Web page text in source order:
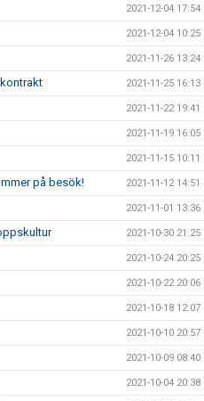
2021-12-04 17:54
2021-12-04 10:25
2021-11-26 13:24
2021-11-25 16:13
2021-11-22 19:41
2021-11-19 16:05
2021-11-15 10:11
på besök! 2021-11-12 14:51
2021-11-01 13:36
2021-10-30 21:25
2021-10-24 20:25
2021-10-22 20:06
2021-10-18 12:07
2021-10-10 20:57
2021-10-09 08:40
2021-10-04 20:38